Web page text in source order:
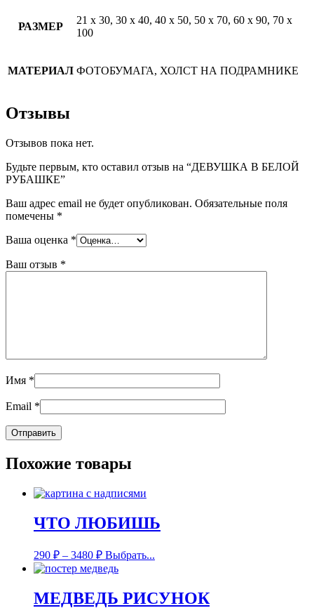
РАЗМЕР
21 х 30, 30 х 40, 40 х 50, 50 х 70, 60 х 90, 70 х
100
МАТЕРИАЛ ФОТОБУМАГА, ХОЛСТ НА ПОДРАМНИКЕ
Отзывы
Отзывов пока нет.
Будьте первым, кто оставил отзыв на “ДЕВУШКА В БЕЛОЙ
РУБАШКЕ”
Ваш адрес email не будет опубликован. Обязательные поля
помечены *
Ваша оценка *
Ваш отзыв *
Имя *
Email *
Похожие товары
ЧТО ЛЮБИШЬ
290 ₽ – 3480 ₽ Выбрать...
МЕДВЕДЬ РИСУНОК